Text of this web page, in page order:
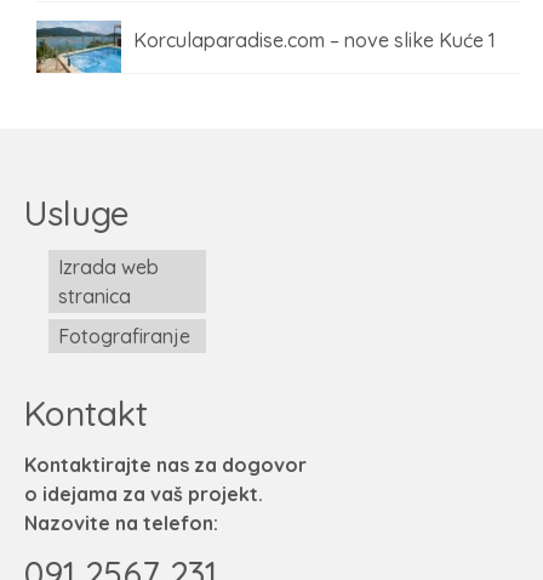
Korculaparadise.com – nove slike Kuće 1
Usluge
Izrada web
stranica
Fotografiranje
Kontakt
Kontaktirajte nas za dogovor
o idejama za vaš projekt.
Nazovite na telefon: